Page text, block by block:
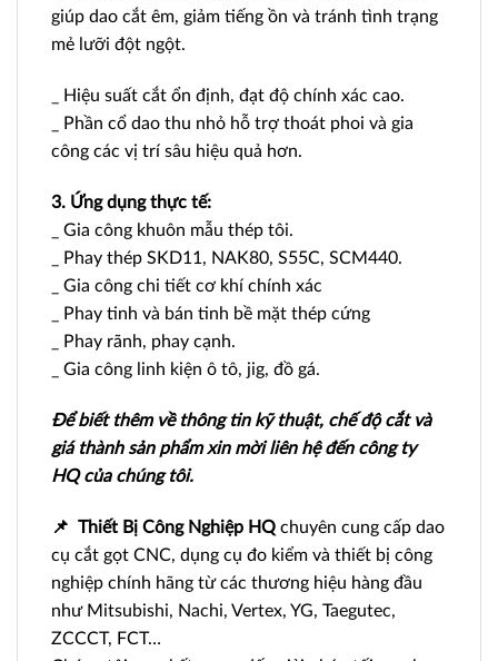
giúp dao cắt êm, giảm tiếng ồn và tránh tình trạng
mẻ lưỡi đột ngột.
_ Hiệu suất cắt ổn định, đạt độ chính xác cao.
_ Phần cổ dao thu nhỏ hỗ trợ thoát phoi và gia
công các vị trí sâu hiệu quả hơn.
3. Ứng dụng thực tế:
_ Gia công khuôn mẫu thép tôi.
_ Phay thép SKD11, NAK80, S55C, SCM440.
_ Gia công chi tiết cơ khí chính xác
_ Phay tinh và bán tinh bề mặt thép cứng
_ Phay rãnh, phay cạnh.
_ Gia công linh kiện ô tô, jig, đồ gá.
Để biết thêm về thông tin kỹ thuật, chế độ cắt và
giá thành sản phẩm xin mời liên hệ đến công ty
HQ của chúng tôi.
📌 Thiết Bị Công Nghiệp HQ chuyên cung cấp dao
cụ cắt gọt CNC, dụng cụ đo kiểm và thiết bị công
nghiệp chính hãng từ các thương hiệu hàng đầu
như Mitsubishi, Nachi, Vertex, YG, Taegutec,
ZCCCT, FCT…